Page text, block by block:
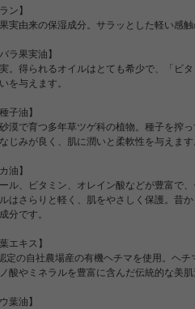
ン】
実由来の保湿成分。サラッとした軽い感
ラ果実油】
。得られるオイルはとても希少で、「ビ
を与えます。
子油】
漠で育つ多年草ツゲ科の植物。種子を搾
じみが良く、肌に潤いと柔軟性を与えます
油】
ル、ビタミン、オレイン酸などが豊富で
はさらりと軽く、肌をやさしく保護。昔
分です。
エキス】
定の自社農場産の有機ヘチマを使用。ヘ
酸やミネラルを豊富に含んだ伝統的な美
葉油】